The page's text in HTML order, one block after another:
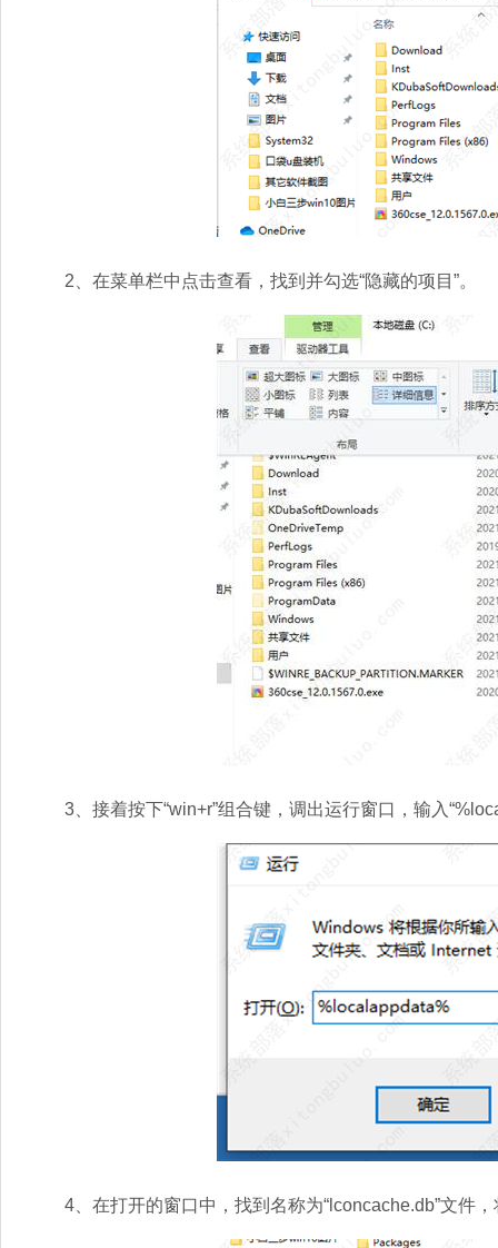
2、在菜单栏中点击查看，找到并勾选“隐藏的项目”。
3、接着按下“win+r”组合键，调出运行窗口，输入
4、在打开的窗口中，找到名称为“lconcache.db”文件，